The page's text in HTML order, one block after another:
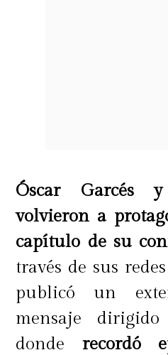
Óscar Garcés
volvieron a
capítulo de su
través de sus
publicó un
mensaje
donde recordó